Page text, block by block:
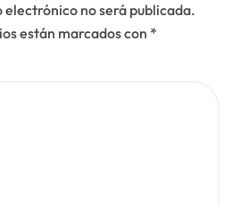
electrónico no será publicada.
están marcados con *